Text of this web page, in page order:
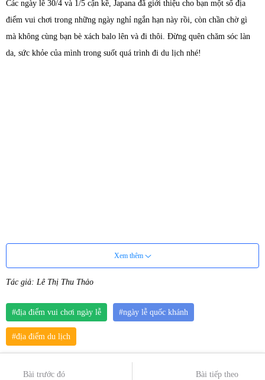
Các ngày lễ 30/4 và 1/5 cận kề, Japana đã giới thiệu cho bạn một số địa
điểm vui chơi trong những ngày nghỉ ngắn hạn này rồi, còn chần chờ gì
mà không cùng bạn bè xách balo lên và đi thôi. Đừng quên chăm sóc làn
da, sức khỏe của mình trong suốt quá trình đi du lịch nhé!
Xem thêm
Tác giả: Lê Thị Thu Thảo
#địa điểm vui chơi ngày lễ #ngày lễ quốc khánh
#địa điểm du lịch
Bài trước đó
Bài tiếp theo